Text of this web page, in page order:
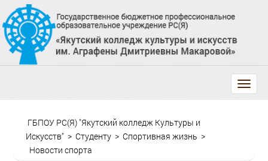
trk
ГБПОУ РС(Я) "Якутский колледж Культуры и
Искусств" > Студенту > Спортивная жизнь >
Новости спорта